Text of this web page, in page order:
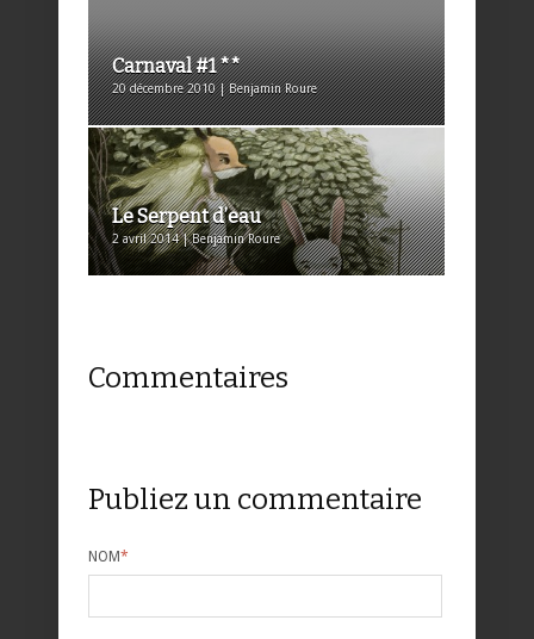
Carnaval #1 **
20 décembre 2010 | Benjamin Roure
Le Serpent d’eau
2 avril 2014 | Benjamin Roure
Commentaires
Publiez un commentaire
NOM*